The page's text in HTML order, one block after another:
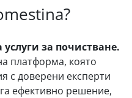
за почистване.
платформа, която
с доверени експерти
ефективно решение,